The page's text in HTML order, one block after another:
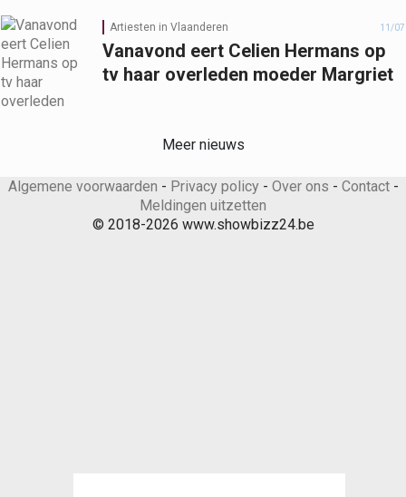
Artiesten in Vlaanderen 11/07
Vanavond eert Celien Hermans op
tv haar overleden moeder Margriet
Meer nieuws
Algemene voorwaarden - Privacy policy- Over ons - Contact-
Meldingen uitzetten
© 2018-2026 www.showbizz24.be